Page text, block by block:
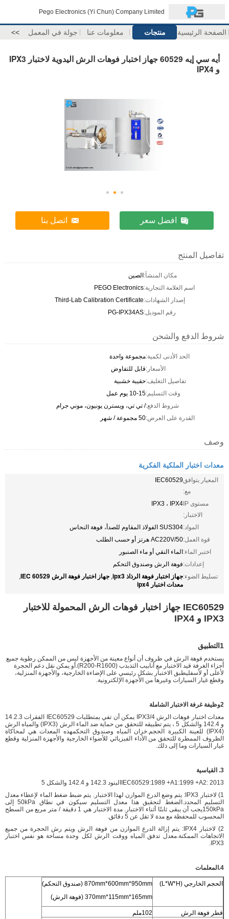
Pego Electronics (Yi Chun) Company Limited
الصفحة الرئيسية منتجات معلومات عنا جولة في المعمل >>
أيه سي إيه 60529 جهاز اختبار فوهات الرش اليدوية لاختبار IPX3
و IPX4
افضل سعر اتصل بنا
تفاصيل المنتج
مكان المنشأ:الصين
اسم العلامة التجارية:PEGO Electronics
إصدار الشهادات:Third-Lab Calibration Certificate
رقم الموديل:PG-IPX34AS
شروط الدفع والشحن
الحد الأدنى لكمية:مجموعة واحدة
الأسعار:قابل للتفاوض
تفاصيل التغليف:حقيبة خشبية
وقت التسليم:10-15 يوم عمل
شروط الدفع:/ تي تي، ويسترن يونيون، موني جرام
القدرة على العرض:50 مجموعة / شهر
وصف
معدات اختبار الملكية الفكرية
المعيار يتوافق
مع:
IEC60529
مستوى IP
الاختبار:
IPX3 ، IPX4
المواد:SUS304 الفولاذ المقاوم للصدأ، فوهة النحاس
قوة العمل:AC220V/50 هرتز أو حسب الطلب
اختبر الماء:الماء النقي أو ماء الصنبور
إعدادات:فوهة الرش وصندوق التحكم
تسليط الضوء:جهاز اختبار فوهة الرذاذ ipx3 , جهاز اختبار فوهة الرش IEC 60529 ,
معدات اختبار ipx4
IEC60529 جهاز اختبار فوهات الرش المحمولة للاختبار
IPX3 و IPX4
1التطبيق
يستخدم فوهة الرش في ظروف أن أنواع معينة من الأجهزة ليس من الممكن رطوبة جميع
أجزاء الغرفة قيد الاختبار مع أنابيب التذبذب (R200-R1600).أو يمكن نقل دعم الحجرة
لأعلى أو لأسفليطبق الاختبار بشكل رئيسي على الإضاءة الخارجية، والأجهزة المنزلية،
وقطع غيار السيارات وغيرها من الأجهزة الإلكترونية.
2وظيفة غرفة الاختبار الشاملة
معدات اختبار فوهات الرش IPX3/4 يمكن أن تفي بمتطلبات IEC60529 الفقرات 14.2.3
و 142.4 والشكل 5 ، يتم تطبيقه للتحقق من حماية ضد الماء الرش (IPX3) والمياه الرش
(IPX4) للعينة الكبيرة الحجم.خزان المياه وصندوق التحكمهذه المعدات هي لمحاكاة
الظروف الممطرة للتحقق من الأداء الفيزيائي للأضواء الخارجية والأجهزة المنزلية وقطع
غيار السيارات وما إلى ذلك.
3. القياسية
IEC60529:1989 +A1:1999 +A2: 2013البنود 142.3 و 142.4 والشكل 5
1) لاختبار IPX3: يتم وضع الدرع الموازن لهذا الاختبار. يتم ضبط ضغط الماء لإعطاء معدل
التسليم المحدد.الضغط لتحقيق هذا معدل التسليم سيكون في نطاق 50kPa إلى
150kPaيجب أن يبقى ثابتًا أثناء الاختبار. مدة الاختبار هي 1 دقيقة / متر مربع من السطح
المحسوب للمحفظة مع مدة لا تقل عن 5 دقائق.
2) لاختبار IPX4: يتم إزالة الدرع الموازن من فوهة الرش ويتم رش الحجرة من جميع
الاتجاهات الممكنة.معدل تدفق المياه ووقت الرش لكل وحدة مساحة هو نفس اختبار
IPX3.
4.المعلمات
الحجم الخارجي (L*W*H)
870mm*600mm*950mm (صندوق التحكم)
370mm*115mm*165mm (فوهة الرش)
قطر فوهة الرش 102ملم